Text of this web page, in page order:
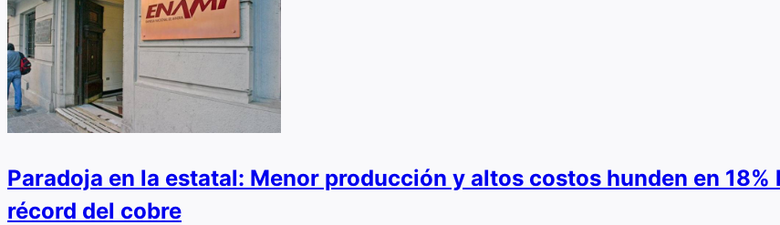
Paradoja en la estatal: Menor producción y altos costos hunden en
récord del cobre